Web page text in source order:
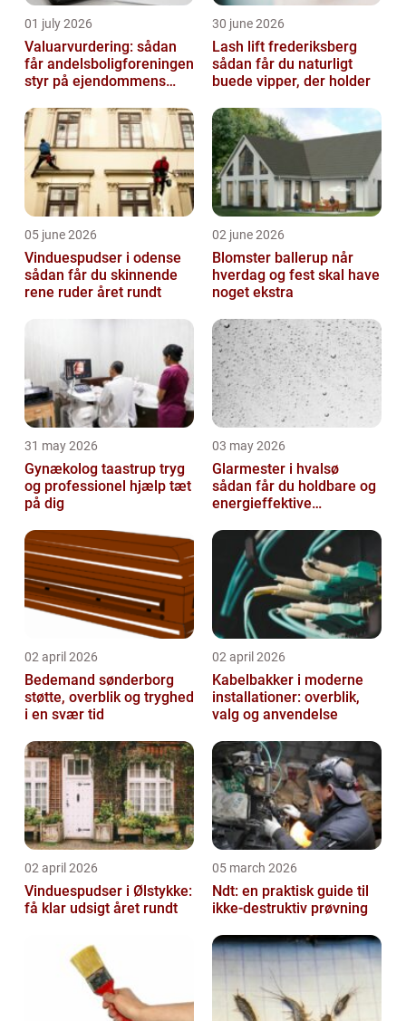
01 july 2026
Valuarvurdering: sådan
får andelsboligforeningen
styr på ejendommens
30 june 2026
Lash lift frederiksberg
sådan får du naturligt
buede vipper, der holder
05 june 2026
Vinduespudser i odense
sådan får du skinnende
rene ruder året rundt
02 june 2026
Blomster ballerup når
hverdag og fest skal have
noget ekstra
31 may 2026
Gynækolog taastrup tryg
og professionel hjælp tæt
på dig
03 may 2026
Glarmester i hvalsø
sådan får du holdbare og
energieffektive
02 april 2026
Bedemand sønderborg
støtte, overblik og tryghed
i en svær tid
02 april 2026
Kabelbakker i moderne
installationer: overblik,
valg og anvendelse
02 april 2026
Vinduespudser i Ølstykke:
få klar udsigt året rundt
05 march 2026
Ndt: en praktisk guide til
ikke-destruktiv prøvning